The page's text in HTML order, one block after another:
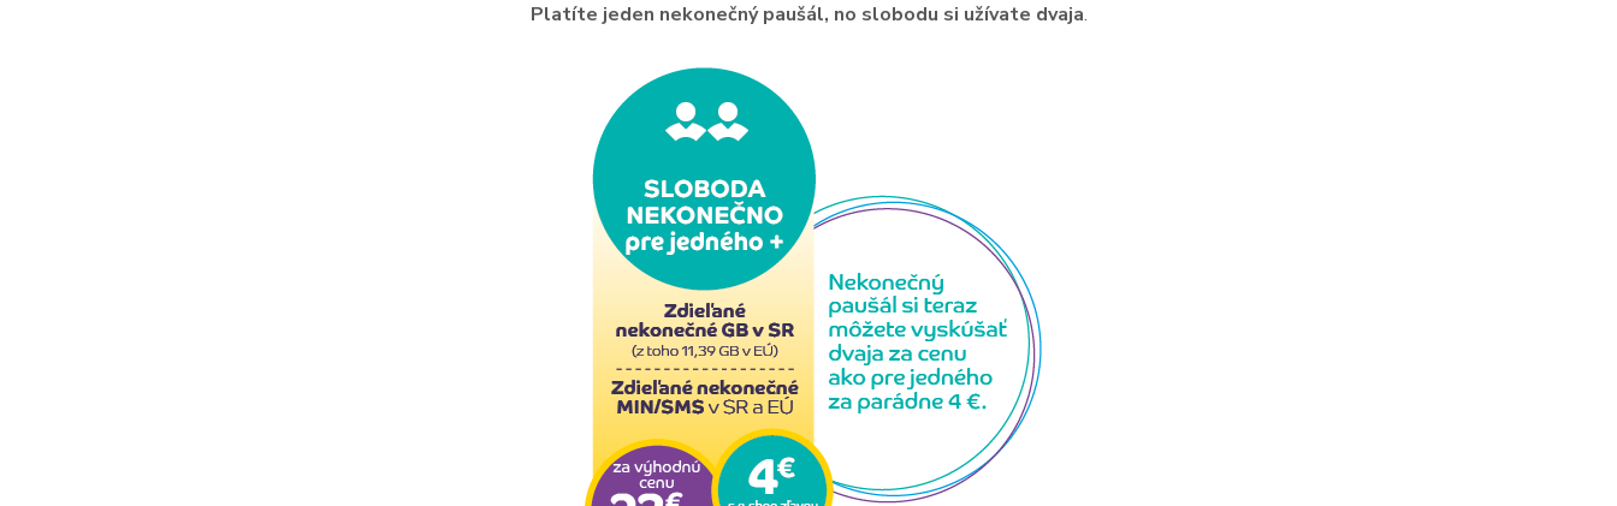
Platíte jeden nekonečný paušál, no slobodu si užívate dvaja.